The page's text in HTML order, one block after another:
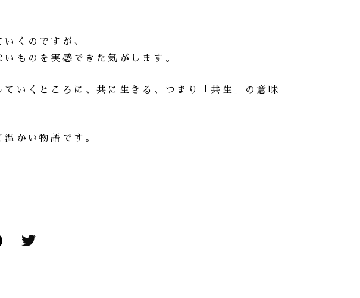
くのですが、
ものを実感できた気がします。
いくところに、共に生きる、つまり「共生」の意味
かい物語です。